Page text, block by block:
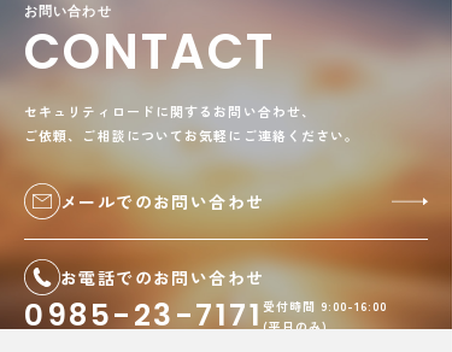
お問い合わせ
CONTACT
セキュリティロードに関するお問い合わせ、
ご依頼、ご相談についてお気軽にご連絡ください。
メールでのお問い合わせ
お電話でのお問い合わせ
0985-23-7171 受付時間 9:00-16:00
(平日のみ)